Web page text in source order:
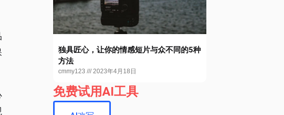
独具匠心，让你的情感短片与众不同的5种
方法
cmmy123 2023年4月18日
免费试用AI工具